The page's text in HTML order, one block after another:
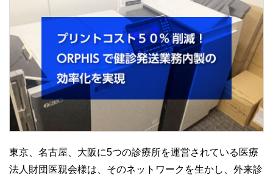
東京、名古屋、大阪に5つの診療所を運営されている医療
法人財団医親会様は、そのネットワークを生かし、外来診